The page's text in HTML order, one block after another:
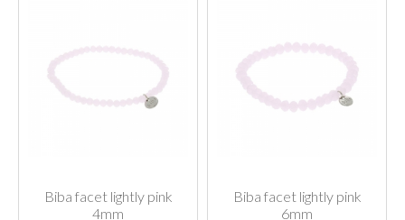
Biba facet lightly pink
4mm
Biba facet lightly pink
6mm